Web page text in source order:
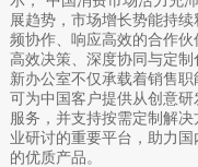
展趋势，市场增长势能持
频协作、响应高效的合作
高效决策、深度协同与定
新办公室不仅承载着销售
可为中国客户提供从创意
服务，并支持按需定制解
业研讨的重要平台，助力
的优质产品。